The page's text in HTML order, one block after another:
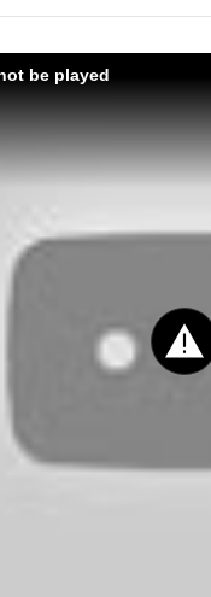
be played